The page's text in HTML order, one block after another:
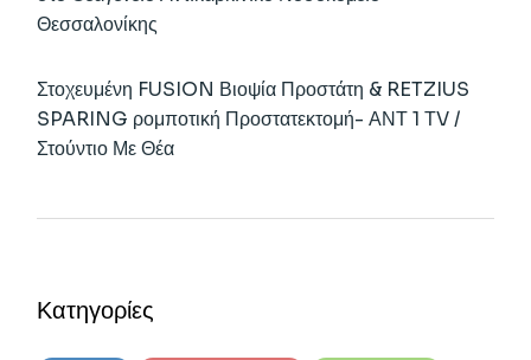
Θεσσαλονίκης
Στοχευμένη FUSION Βιοψία Προστάτη & RETZIUS
SPARING ρομποτική Προστατεκτομή- ΑΝΤ 1 ΤV /
Στούντιο Με Θέα
Κατηγορίες